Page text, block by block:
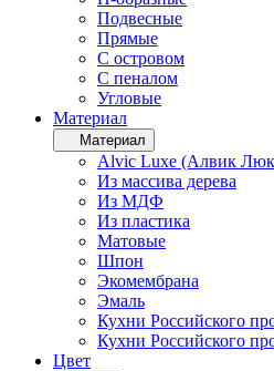
Подвесные
Прямые
С островом
С пеналом
Угловые
Материал
Материал
Alvic Luxe (Алвик
Из массива дерева
Из МДФ
Из пластика
Матовые
Шпон
Экомембрана
Эмаль
Кухни Российского
Кухни Российского
Цвет